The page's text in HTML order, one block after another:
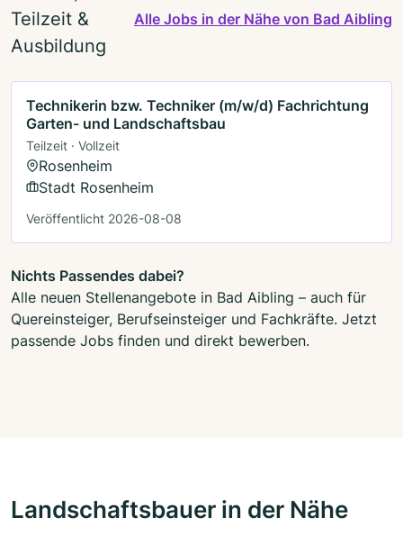
Teilzeit &
Ausbildung
Alle Jobs in der Nähe von Bad Aibling
Technikerin bzw. Techniker (m/w/d) Fachrichtung
Garten- und Landschaftsbau
Teilzeit · Vollzeit
Rosenheim
Stadt Rosenheim
Veröffentlicht 2026-08-08
Nichts Passendes dabei?
Alle neuen Stellenangebote in Bad Aibling – auch für
Quereinsteiger, Berufseinsteiger und Fachkräfte. Jetzt
passende Jobs finden und direkt bewerben.
Landschaftsbauer in der Nähe